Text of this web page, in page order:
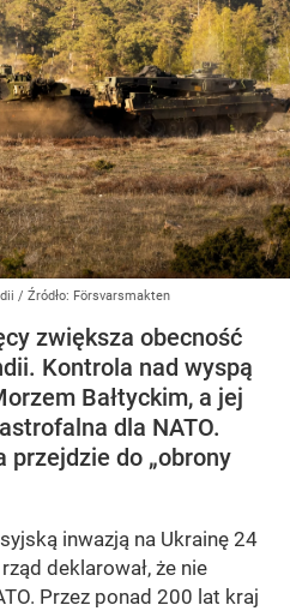
/ Źródło: Försvarsmakten
zwiększa obecność
Kontrola nad wyspą
Bałtyckim, a jej
dla NATO.
przejdzie do „obrony
inwazją na Ukrainę 24
deklarował, że nie
Przez ponad 200 lat kraj